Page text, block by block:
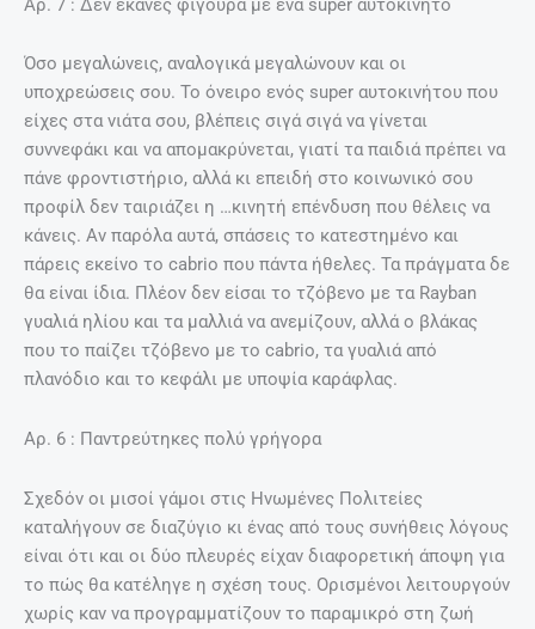
Aρ. 7 : Δεν έκανες φιγούρα με ένα super αυτοκίνητο
Όσο μεγαλώνεις, αναλογικά μεγαλώνουν και οι
υποχρεώσεις σου. Το όνειρο ενός super αυτοκινήτου που
είχες στα νιάτα σου, βλέπεις σιγά σιγά να γίνεται
συννεφάκι και να απομακρύνεται, γιατί τα παιδιά πρέπει να
πάνε φροντιστήριο, αλλά κι επειδή στο κοινωνικό σου
προφίλ δεν ταιριάζει η …κινητή επένδυση που θέλεις να
κάνεις. Αν παρόλα αυτά, σπάσεις το κατεστημένο και
πάρεις εκείνο το cabrio που πάντα ήθελες. Τα πράγματα δε
θα είναι ίδια. Πλέον δεν είσαι το τζόβενο με τα Rayban
γυαλιά ηλίου και τα μαλλιά να ανεμίζουν, αλλά ο βλάκας
που το παίζει τζόβενο με το cabrio, τα γυαλιά από
πλανόδιο και το κεφάλι με υποψία καράφλας.
Aρ. 6 : Παντρεύτηκες πολύ γρήγορα
Σχεδόν οι μισοί γάμοι στις Ηνωμένες Πολιτείες
καταλήγουν σε διαζύγιο κι ένας από τους συνήθεις λόγους
είναι ότι και οι δύο πλευρές είχαν διαφορετική άποψη για
το πώς θα κατέληγε η σχέση τους. Ορισμένοι λειτουργούν
χωρίς καν να προγραμματίζουν το παραμικρό στη ζωή